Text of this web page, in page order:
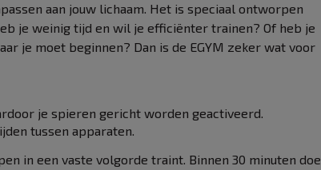
aan jouw lichaam. Het is speciaal ontworpen
je weinig tijd en wil je efficiënter trainen? Of heb je
je moet beginnen? Dan is de EGYM zeker wat voor
je spieren gericht worden geactiveerd.
tussen apparaten.
in een vaste volgorde traint. Binnen 30 minuten doe